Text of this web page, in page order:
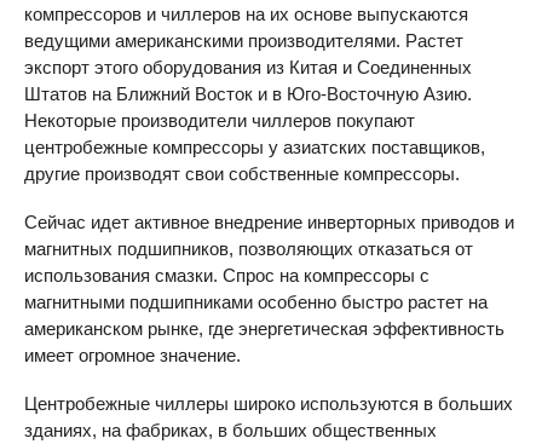
компрессоров и чиллеров на их основе выпускаются
ведущими американскими производителями. Растет
экспорт этого оборудования из Китая и Соединенных
Штатов на Ближний Восток и в Юго-Восточную Азию.
Некоторые производители чиллеров покупают
центробежные компрессоры у азиатских поставщиков,
другие производят свои собственные компрессоры.
Сейчас идет активное внедрение инверторных приводов и
магнитных подшипников, позволяющих отказаться от
использования смазки. Спрос на компрессоры с
магнитными подшипниками особенно быстро растет на
американском рынке, где энергетическая эффективность
имеет огромное значение.
Центробежные чиллеры широко используются в больших
зданиях, на фабриках, в больших общественных